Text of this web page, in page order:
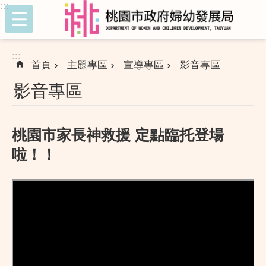
跳到主要內容區塊
:::
:::
首頁 主題專區 宣導專區 影音專區
影音專區
桃園市家長神救援 定點臨托登場
啦！！